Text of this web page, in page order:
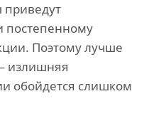
приведут
постепенному
Поэтому лучше
излишняя
обойдется слишком